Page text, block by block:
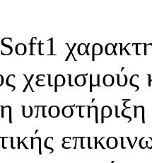
χειρισμούς